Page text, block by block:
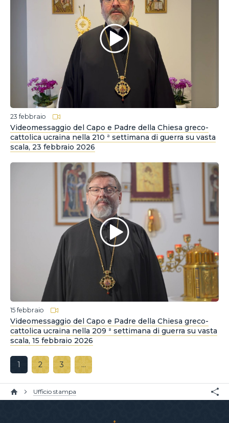
23 febbraio
Videomessaggio del Capo e Padre della Chiesa greco-
cattolica ucraina nella 210 ª settimana di guerra su vasta
scala, 23 febbraio 2026
15 febbraio
Videomessaggio del Capo e Padre della Chiesa greco-
cattolica ucraina nella 209 ª settimana di guerra su vasta
scala, 15 febbraio 2026
1 2 3 …
Ufficio stampa